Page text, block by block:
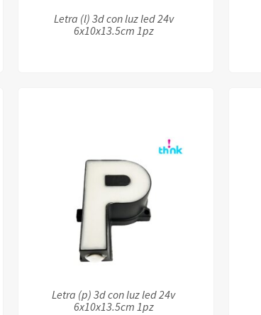
Letra (l) 3d con luz led 24v
6x10x13.5cm 1pz
Letra (p) 3d con luz led 24v
6x10x13.5cm 1pz